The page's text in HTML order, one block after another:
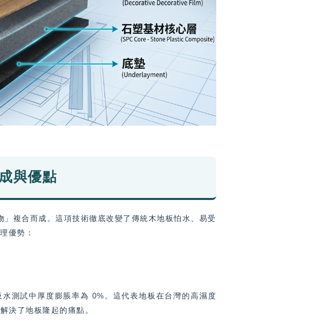
與優點
複合而成。這項技術徹底改變了傳統木地板怕水、易受
優勢：
水測試中厚度膨脹率為 0%。這代表地板在台灣的高濕度
決了地板隆起的痛點。